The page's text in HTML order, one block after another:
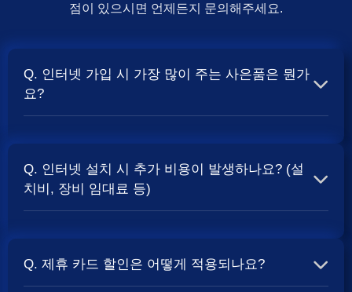
점이 있으시면 언제든지 문의해주세요.
Q. 인터넷 가입 시 가장 많이 주는 사은품은 뭔가
요?
보통 500Mbps 또는 1Gbps 인터넷을 TV와 결합하여 가입
할 때 현금 사은품 및 상품권 혜택이 더 크게 지급되는 경향
Q. 인터넷 설치 시 추가 비용이 발생하나요? (설
치비, 장비 임대료 등)
청구되는 경우가 많습니다. 다만, 인터넷 상품 및 프로모션
Q. 제휴 카드 할인은 어떻게 적용되나요?